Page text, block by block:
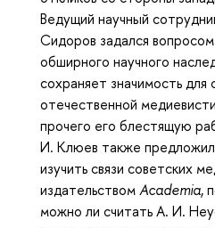
Ведущий научный
Сидоров задался
обширного научного
сохраняет значимость для
отечественной
прочего его блестящую
И. Клюев также
изучить связи советских
издательствомAcademia,
можно ли считать А. И.